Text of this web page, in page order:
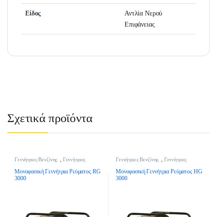
Είδος
Αντλία Νερού
Επιφάνειας
Σχετικά προϊόντα
Γεννήτριες Βενζίνης
Γεννήτριες
Γεωργικά Εργαλεία ,Μπαταρίες -
Γεννήτριες - Κινητήρες
Μονοφασική Γεννήτρια Ρεύματος RG
3000
Γεννήτριες Βενζίνης
Γεννήτριες
Γεωργικά Εργαλεία ,Μπαταρίες -
Γεννήτριες - Κινητήρες
Μονοφασική Γεννήτρια Ρεύματος HG
3000